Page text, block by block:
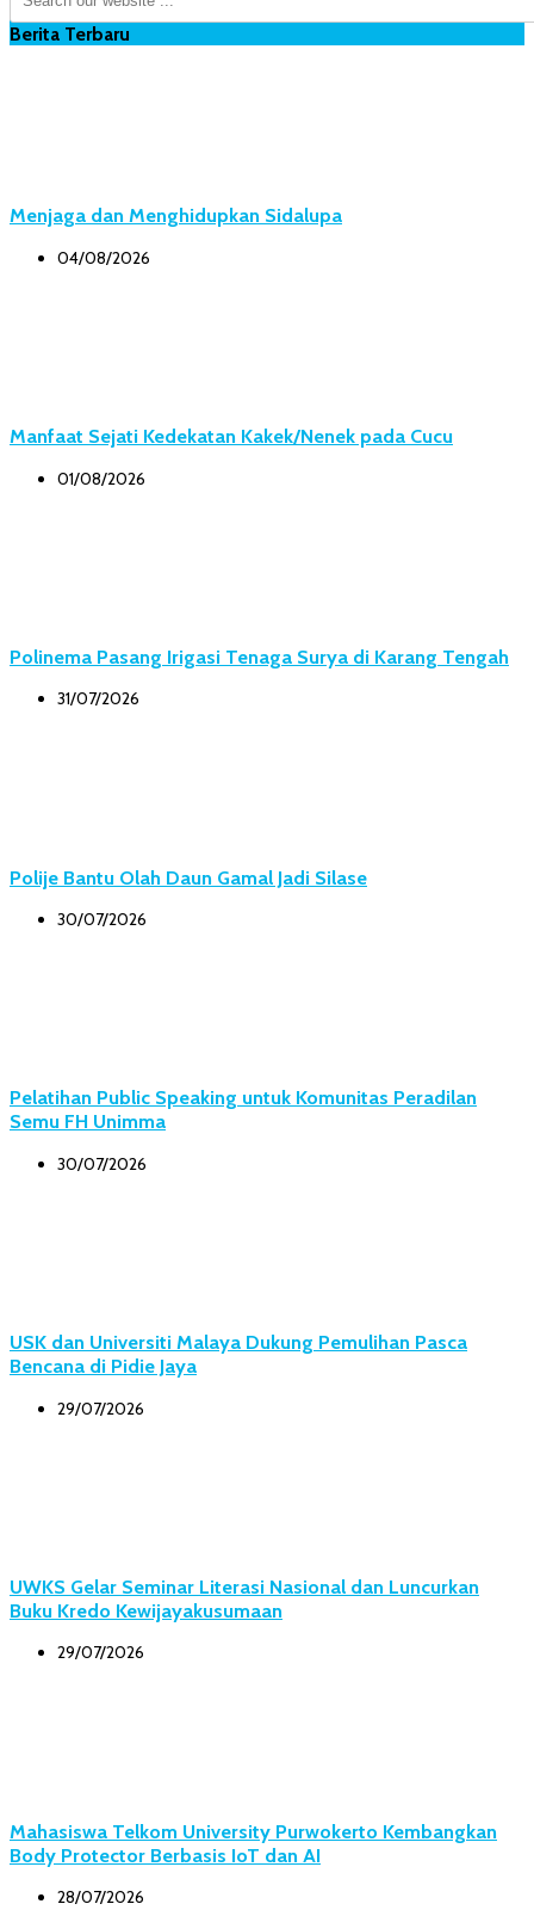
Berita Terbaru
Menjaga dan Menghidupkan Sidalupa
04/08/2026
Manfaat Sejati Kedekatan Kakek/Nenek pada Cucu
01/08/2026
Polinema Pasang Irigasi Tenaga Surya di Karang Tengah
31/07/2026
Polije Bantu Olah Daun Gamal Jadi Silase
30/07/2026
Pelatihan Public Speaking untuk Komunitas Peradilan
Semu FH Unimma
30/07/2026
USK dan Universiti Malaya Dukung Pemulihan Pasca
Bencana di Pidie Jaya
29/07/2026
UWKS Gelar Seminar Literasi Nasional dan Luncurkan
Buku Kredo Kewijayakusumaan
29/07/2026
Mahasiswa Telkom University Purwokerto Kembangkan
Body Protector Berbasis IoT dan AI
28/07/2026